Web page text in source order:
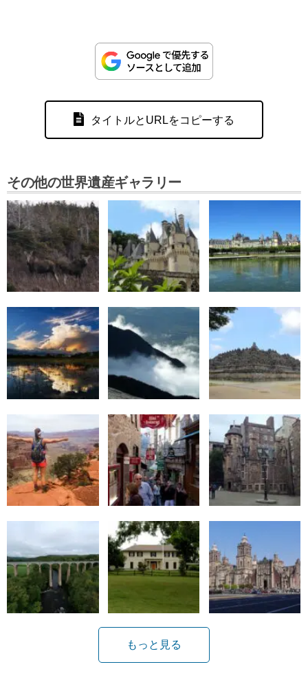
タイトルとURLをコピーする
その他の世界遺産ギャラリー
もっと見る